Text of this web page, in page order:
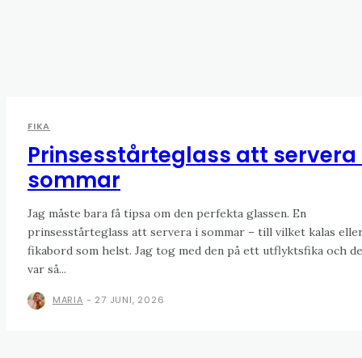
FIKA
Prinsesstårteglass att servera
sommar
Jag måste bara få tipsa om den perfekta glassen. En
prinsesstårteglass att servera i sommar – till vilket kalas
fikabord som helst. Jag tog med den på ett utflyktsfika och
var så...
MARIA - 27 JUNI, 2026